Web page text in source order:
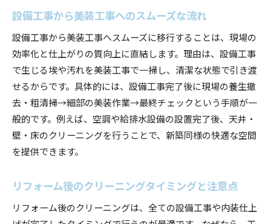
設備工事から美装工事へのスムーズな流れ
設備工事から美装工事へスムーズに移行することは、現場の
効率化と仕上がりの質向上に直結します。理由は、設備工事
で生じる埃や汚れを美装工事で一掃し、清潔な状態で引き渡
せるからです。具体的には、設備工事完了後に現場の養生撤
去・粗清掃→細部の美装作業→最終チェックという手順が一
般的です。例えば、空調や給排水設備の設置完了後、天井・
壁・床のクリーニングを行うことで、新築同様の快適な空間
を提供できます。
リフォーム後のクリーニングタイミングと注意点
リフォーム後のクリーニングは、全ての設備工事や内装仕上